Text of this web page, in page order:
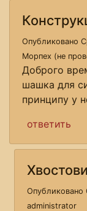
Опубликовано
Морпех (не
Доброго
шашка для
принципу у
ответить
Опубликовано
administrator